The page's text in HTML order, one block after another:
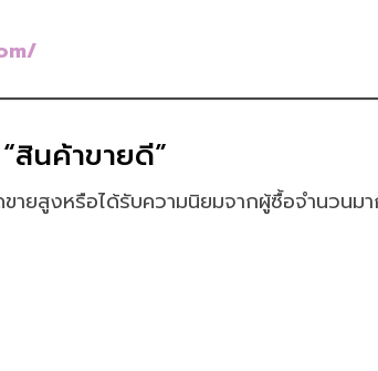
สินค้าขายดี”
ยสูงหรือได้รับความนิยมจากผู้ซื้อจำนวน